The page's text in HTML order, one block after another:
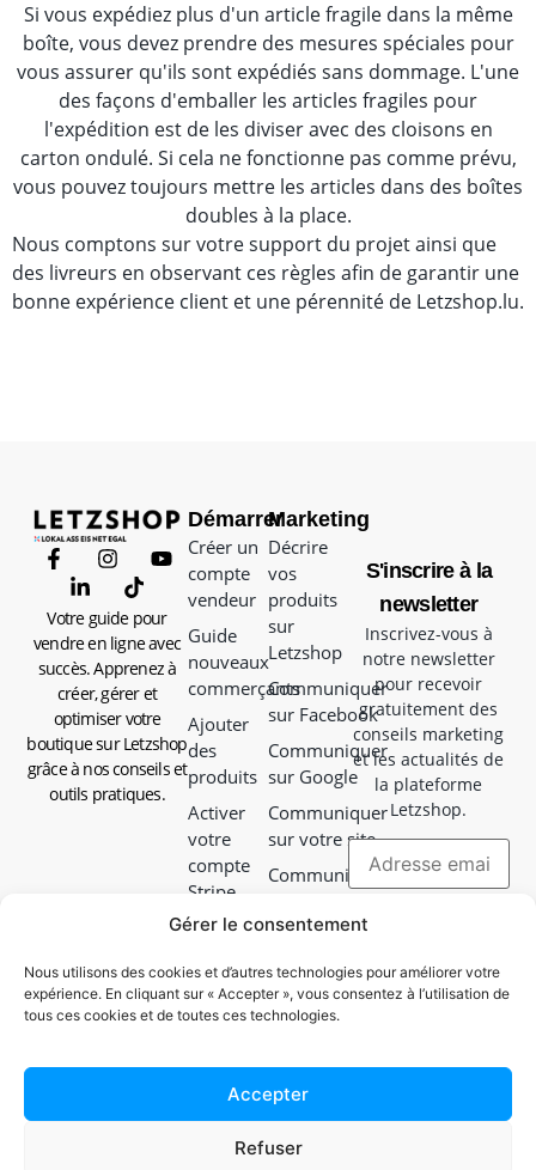
Gérer le consentement
Nous utilisons des cookies et d’autres technologies pour améliorer votre
expérience. En cliquant sur « Accepter », vous consentez à l’utilisation de
tous ces cookies et de toutes ces technologies.
Accepter
Refuser
Si vous expédiez plus d'un article fragile dans la même
boîte, vous devez prendre des mesures spéciales pour
vous assurer qu'ils sont expédiés sans dommage. L'une
des façons d'emballer les articles fragiles pour
l'expédition est de les diviser avec des cloisons en
carton ondulé. Si cela ne fonctionne pas comme prévu,
vous pouvez toujours mettre les articles dans des boîtes
doubles à la place.
Nous comptons sur votre support du projet ainsi que
des livreurs en observant ces règles afin de garantir une
bonne expérience client et une pérennité de Letzshop.lu.
Votre guide pour
vendre en ligne avec
succès. Apprenez à
créer, gérer et
optimiser votre
boutique sur Letzshop
grâce à nos conseils et
outils pratiques.
Démarrer
Créer un
compte
vendeur
Guide
nouveaux
commerçants
Ajouter
des
produits
Activer
votre
compte
Stripe
Choisir
mode de
livraison
d'emballage
Gérer ma
Marketing
Décrire
vos
produits
sur
Letzshop
Communiquer
sur Facebook
Communiquer
sur Google
Communiquer
sur votre site
Communiquer
Communiquer
avec vos colis
Campagne
Facebook
Ads
S'inscrire à la
newsletter
Inscrivez-vous à
notre newsletter
pour recevoir
gratuitement des
conseils marketing
et les actualités de
la plateforme
Letzshop.